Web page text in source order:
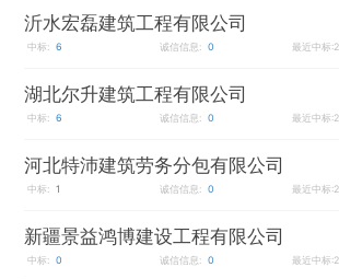
沂水宏磊建筑工程有限公司
中标: 6 诚信信息: 0 最近中标
湖北尔升建筑工程有限公司
中标: 6 诚信信息: 0 最近中标
河北特沛建筑劳务分包有限公司
中标: 1 诚信信息: 0 最近中标
新疆景益鸿博建设工程有限公司
中标: 0 诚信信息: 0 最近中标